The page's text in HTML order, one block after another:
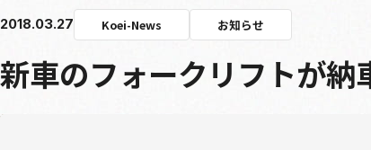
2018.03.27 Koei-News お知らせ
新車のフォークリフトが納